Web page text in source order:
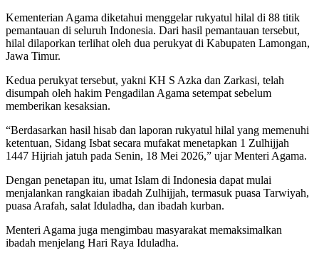
Kementerian Agama diketahui menggelar rukyatul hilal di 88 titik
pemantauan di seluruh Indonesia. Dari hasil pemantauan tersebut,
hilal dilaporkan terlihat oleh dua perukyat di Kabupaten Lamongan,
Jawa Timur.
Kedua perukyat tersebut, yakni KH S Azka dan Zarkasi, telah
disumpah oleh hakim Pengadilan Agama setempat sebelum
memberikan kesaksian.
“Berdasarkan hasil hisab dan laporan rukyatul hilal yang memenuhi
ketentuan, Sidang Isbat secara mufakat menetapkan 1 Zulhijjah
1447 Hijriah jatuh pada Senin, 18 Mei 2026,” ujar Menteri Agama.
Dengan penetapan itu, umat Islam di Indonesia dapat mulai
menjalankan rangkaian ibadah Zulhijjah, termasuk puasa Tarwiyah,
puasa Arafah, salat Iduladha, dan ibadah kurban.
Menteri Agama juga mengimbau masyarakat memaksimalkan
ibadah menjelang Hari Raya Iduladha.